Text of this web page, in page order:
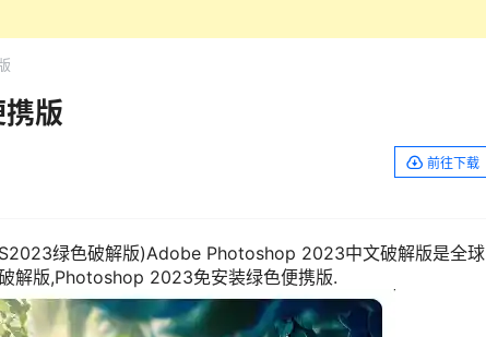
版
前往下载
绿色破解版)Adobe Photoshop 2023中文破解版是全球
解版,Photoshop 2023免安装绿色便携版.